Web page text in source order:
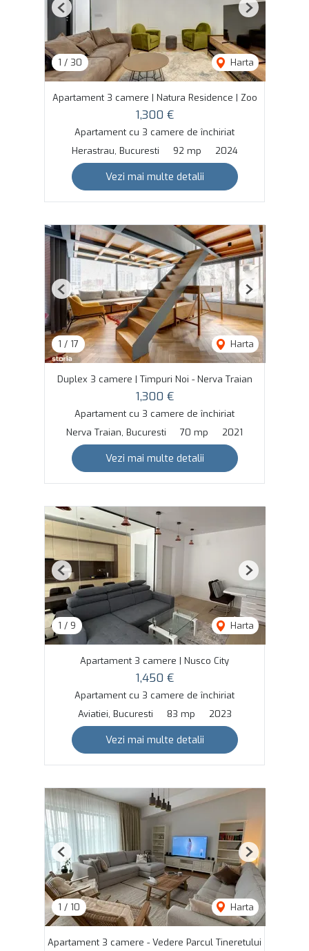
1 / 30 Harta
Previous Next
Apartament 3 camere | Natura Residence | Zoo
1,300 €
Apartament cu 3 camere de închiriat
Herastrau, Bucuresti
92 mp 2024
Vezi mai multe detalii
1 / 17 Harta
Previous Next
Duplex 3 camere | Timpuri Noi - Nerva Traian
1,300 €
Apartament cu 3 camere de închiriat
Nerva Traian, Bucuresti
70 mp 2021
Vezi mai multe detalii
1 / 9 Harta
Previous Next
Apartament 3 camere | Nusco City
1,450 €
Apartament cu 3 camere de închiriat
Aviatiei, Bucuresti
83 mp 2023
Vezi mai multe detalii
1 / 10 Harta
Previous Next
Apartament 3 camere - Vedere Parcul Tineretului